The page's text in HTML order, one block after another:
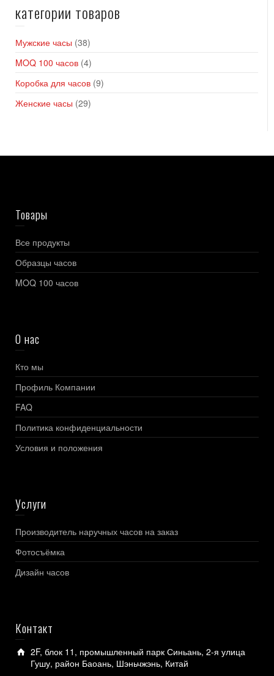
категории товаров
Мужские часы (38)
MOQ 100 часов (4)
Коробка для часов (9)
Женские часы (29)
Товары
Все продукты
Образцы часов
MOQ 100 часов
О нас
Кто мы
Профиль Компании
FAQ
Политика конфиденциальности
Условия и положения
Услуги
Производитель наручных часов на заказ
Фотосъёмка
Дизайн часов
Контакт
2F, блок 11, промышленный парк Синьань, 2-я улица
Гушу, район Баоань, Шэньчжэнь, Китай